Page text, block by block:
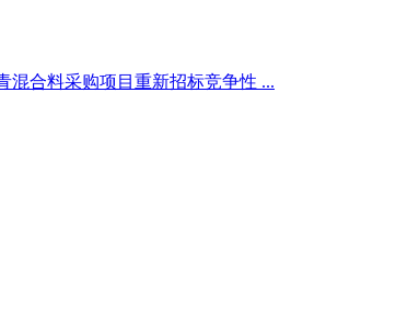
混合料采购项目重新招标竞争性 ...